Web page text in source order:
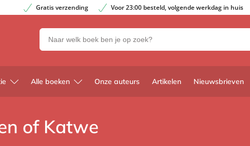
Gratis verzending Voor 23:00 besteld, volgende werkdag in huis
Zoeken
naar
en
uitgevers
Alle boeken Onze auteurs Artikelen Nieuwsbrieven
of Katwe